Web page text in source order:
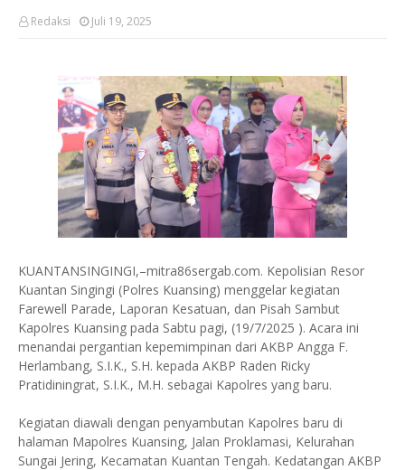
Redaksi Juli 19, 2025
KUANTANSINGINGI,–mitra86sergab.com. Kepolisian Resor
Kuantan Singingi (Polres Kuansing) menggelar kegiatan
Farewell Parade, Laporan Kesatuan, dan Pisah Sambut
Kapolres Kuansing pada Sabtu pagi, (19/7/2025 ). Acara ini
menandai pergantian kepemimpinan dari AKBP Angga F.
Herlambang, S.I.K., S.H. kepada AKBP Raden Ricky
Pratidiningrat, S.I.K., M.H. sebagai Kapolres yang baru.
Kegiatan diawali dengan penyambutan Kapolres baru di
halaman Mapolres Kuansing, Jalan Proklamasi, Kelurahan
Sungai Jering, Kecamatan Kuantan Tengah. Kedatangan AKBP